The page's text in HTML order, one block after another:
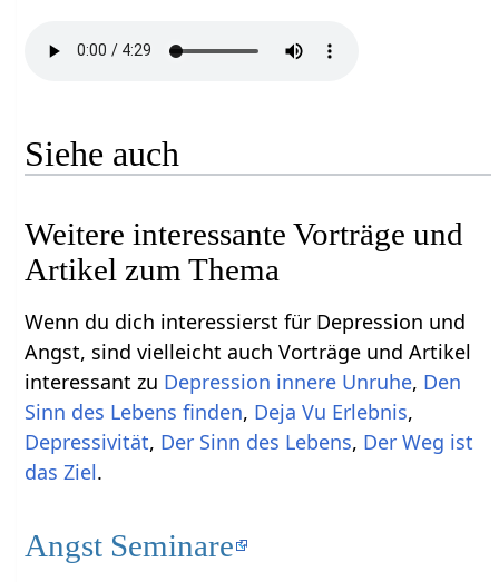
Siehe auch
Weitere interessante Vorträge und
Artikel zum Thema
Wenn du dich interessierst für Depression und
Angst, sind vielleicht auch Vorträge und Artikel
interessant zu Depression innere Unruhe, Den
Sinn des Lebens finden, Deja Vu Erlebnis,
Depressivität, Der Sinn des Lebens, Der Weg ist
das Ziel.
Angst Seminare